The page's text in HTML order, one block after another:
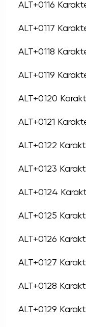
ALT+0116
ALT+0117
ALT+0118
ALT+0119
ALT+0120
ALT+0121
ALT+0122
ALT+0123
ALT+0124
ALT+0125
ALT+0126
ALT+0127
ALT+0128
ALT+0129